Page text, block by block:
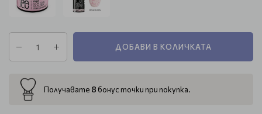
ДОБАВИ В КОЛИЧКАТА
Получавате 8 бонус точки при покупка.